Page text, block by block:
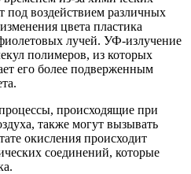
под воздействием различных
цвета пластика
лучей. УФ-излучение
полимеров, из которых
его более подверженным
происходящие при
также могут вызывать
окисления происходит
соединений, которые